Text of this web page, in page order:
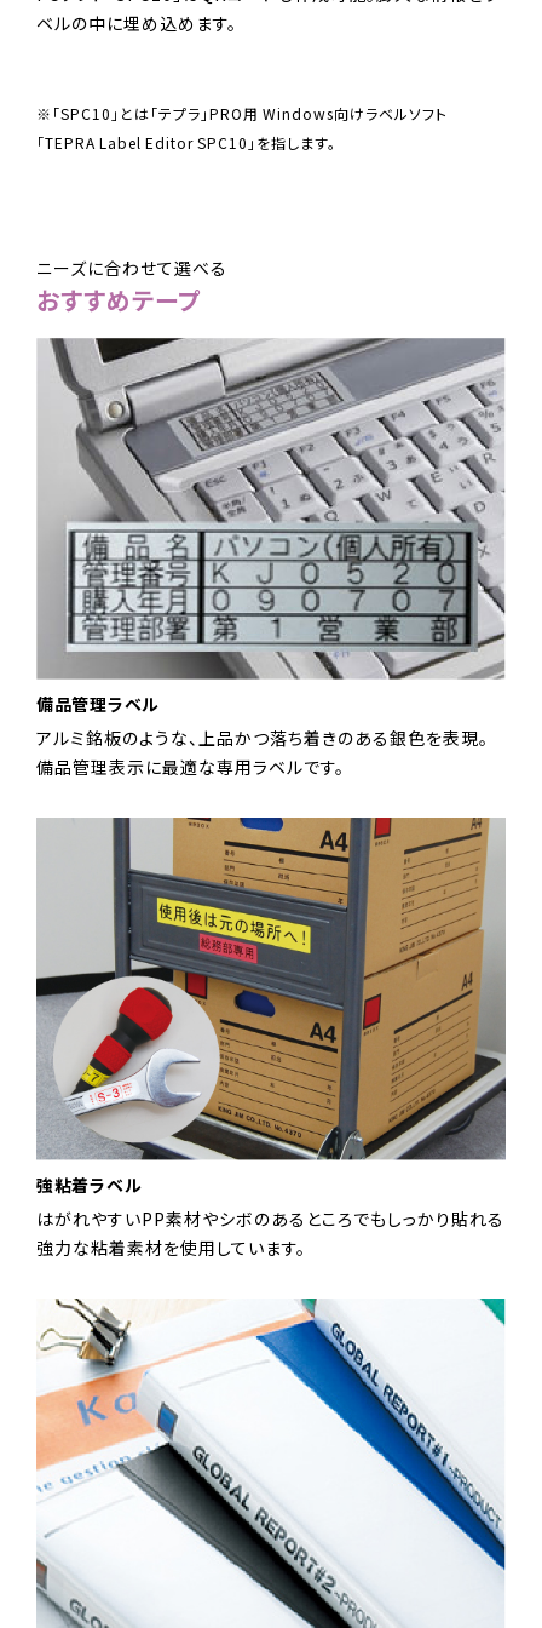
ベルの中に埋め込めます。
※「SPC10」とは「テプラ」PRO用 Windows向けラベルソフト
「TEPRA Label Editor SPC10」を指します。
ニーズに合わせて選べる
おすすめテープ
備品管理ラベル
アルミ銘板のような、上品かつ落ち着きのある銀色を表現。
備品管理表示に最適な専用ラベルです。
強粘着ラベル
はがれやすいPP素材やシボのあるところでもしっかり貼れる
強力な粘着素材を使用しています。